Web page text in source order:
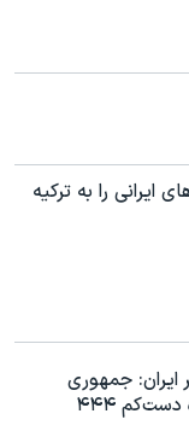
ایرانی را به ترکیه
جمهوری
اسلامی طی ۷ ماه دست‌کم ۴۴۴